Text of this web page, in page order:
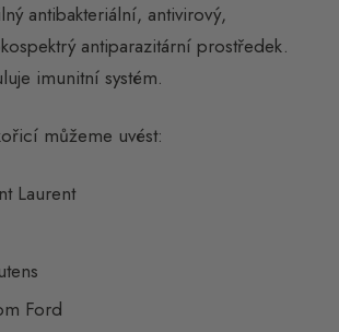
antibakteriální, antivirový,
antiparazitární prostředek.
imunitní systém.
můžeme uvést:
Laurent
Ford